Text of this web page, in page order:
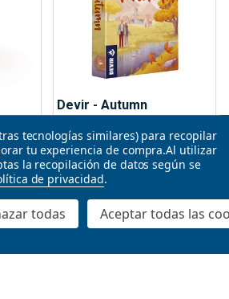
Devir - Autumn
DEVIR
Idioma: Español
$11.99
AGOTADO
tecnologías similares) para recopilar
tu experiencia de compra.Al utilizar
la recopilación de datos según se
de privacidad.
todas Aceptar todas las